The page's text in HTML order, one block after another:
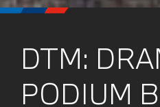
DTM:
PODIUM